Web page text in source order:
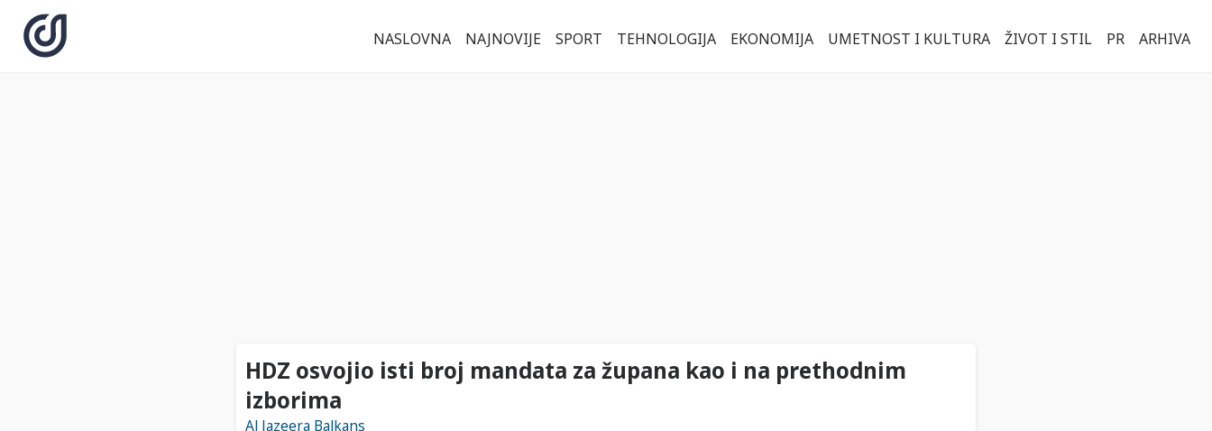
NASLOVNA NAJNOVIJE SPORT TEHNOLOGIJA EKONOMIJA UMETNOST I KULTURA ŽIVOT I STIL PR ARHIVA
HDZ osvojio isti broj mandata za župana kao i na prethodnim
izborima
Al Jazeera Balkans